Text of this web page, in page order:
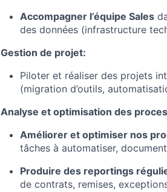
Accompagner l’équipe Sales
des données (infrastructure
Gestion de projet:
Piloter et réaliser des projets
(migration d’outils,
Analyse et optimisation des
Améliorer et optimiser nos
tâches à automatiser,
Produire des reportings
de contrats, remises,